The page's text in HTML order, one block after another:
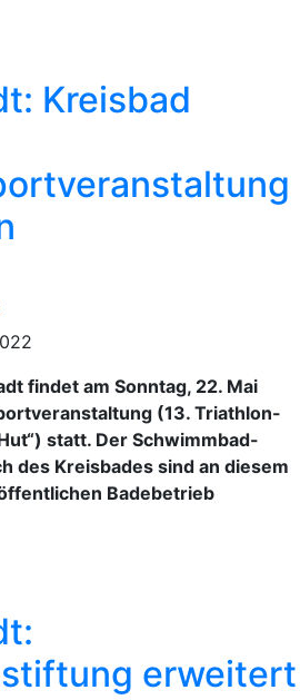
Kreisbad
findet am Sonntag, 22. Mai
(13. Triathlon-
statt. Der Schwimmbad-
des Kreisbades sind an diesem
Badebetrieb
erweitert